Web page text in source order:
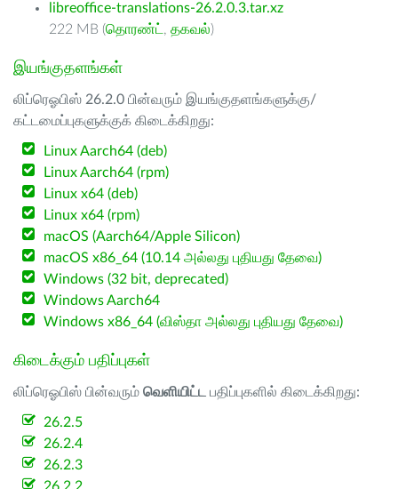
libreoffice-translations-26.2.0.3.tar.xz
222 MB (தொரண்ட் , தகவல்)
இயங்குதளங்கள்
லிப்ரெஓபிஸ் 26.2.0 பின்வரும் இயங்குதளங்களுக்கு/
கட்டமைப்புகளுக்குக் கிடைக்கிறது:
Linux Aarch64 (deb)
Linux Aarch64 (rpm)
Linux x64 (deb)
Linux x64 (rpm)
macOS (Aarch64/Apple Silicon)
macOS x86_64 (10.14 அல்லது புதியது தேவை)
Windows (32 bit, deprecated)
Windows Aarch64
Windows x86_64 (விஸ்தா அல்லது புதியது தேவை)
கிடைக்கும் பதிப்புகள்
லிப்ரெஓபிஸ் பின்வரும் வெளியிட்ட பதிப்புகளில் கிடைக்கிறது:
26.2.5
26.2.4
26.2.3